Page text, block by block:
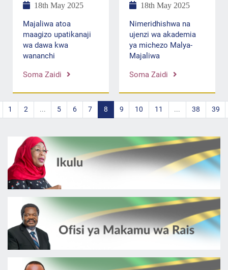
18th May 2025
Majaliwa atoa
maagizo upatikanaji
wa dawa kwa
wananchi
Soma Zaidi
18th May 2025
Nimeridhishwa na
ujenzi wa akademia
ya michezo Malya-
Majaliwa
Soma Zaidi
1 2 ... 5 6 7 8 9 10 11 ... 38 39